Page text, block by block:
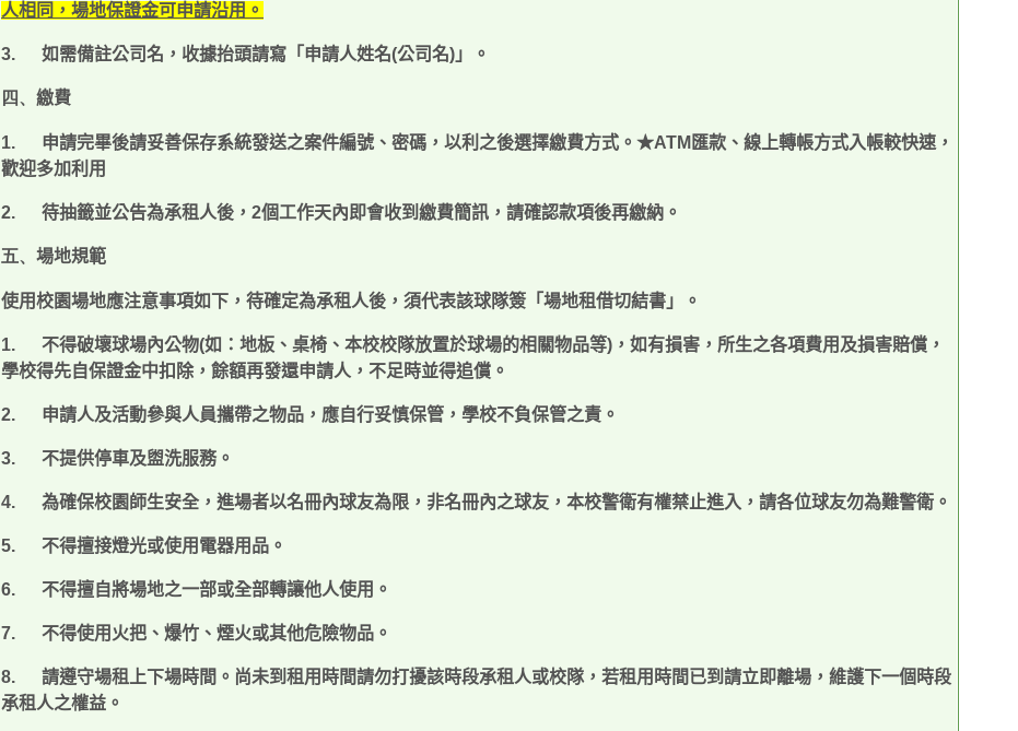
人相同，場地保證金可申請沿用。
3. 如需備註公司名，收據抬頭請寫「申請人姓名(公司名) 」。
四、 繳費
1. 申請完畢後請妥善保存系統發送之案件編號、密碼，以利之後選擇繳費方式。★ATM 匯款、線上轉帳方式入帳較快速，
歡迎多加利用
2. 待抽籤並公告為承租人後， 2個工作天內即會收到繳費簡訊，請確認款項後再繳納 。
五、 場地規範
使用校園場地應注意事項如下，待確定為承租人後，須代表該球隊簽「場地租借切結書」。
1. 不得破壞球場內公物(如：地板、桌椅、本校校隊放置於球場的相關物品等) ，如有損害，所生之各項費用及損害賠償，
學校得先自保證金中扣除，餘額再發還申請人，不足時並得追償。
2. 申請人及活動參與人員攜帶之物品，應自行妥慎保管，學校不負保管之責。
3. 不提供停車及盥洗服務。
4. 為確保校園師生安全，進場者以名冊內球友為限，非名冊內之球友，本校警衛有權禁止進入，請各位球友勿為難警衛。
5. 不得擅接燈光或使用電器用品。
6. 不得擅自將場地之一部或全部轉讓他人使用。
7. 不得使用火把、爆竹、煙火或其他危險物品。
8.
請遵守場租上下場時間。尚未到租用時間請勿打擾該時段承租人或校隊，若租用時間已到請立即離場，維護下一個時段
承租人之權益。